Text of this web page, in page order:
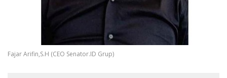
Fajar Arifin,S.H (CEO Senator.ID Grup)